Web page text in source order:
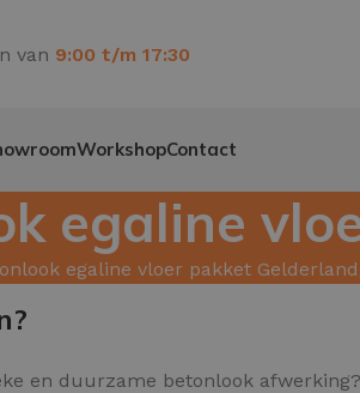
van 9:00 t/m 17:30
WorkshopContact
egaline
egaline vloer pakket Gelderland
en duurzame betonlook